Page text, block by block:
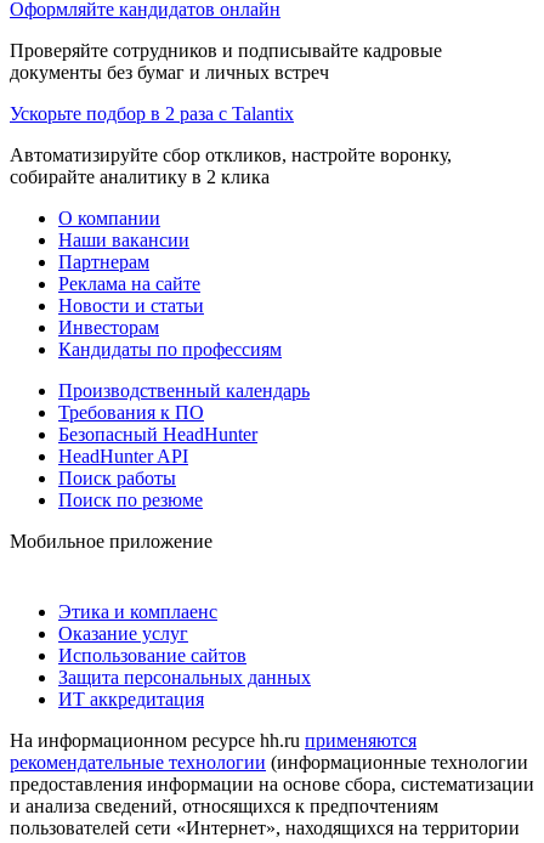
Оформляйте кандидатов онлайн
Проверяйте сотрудников и подписывайте кадровые
документы без бумаг и личных встреч
Ускорьте подбор в 2 раза с Talantix
Автоматизируйте сбор откликов, настройте воронку,
собирайте аналитику в 2 клика
О компании
Наши вакансии
Партнерам
Реклама на сайте
Новости и статьи
Инвесторам
Кандидаты по профессиям
Производственный календарь
Требования к ПО
Безопасный HeadHunter
HeadHunter API
Поиск работы
Поиск по резюме
Мобильное приложение
Этика и комплаенс
Оказание услуг
Использование сайтов
Защита персональных данных
ИТ аккредитация
На информационном ресурсе hh.ru применяются
рекомендательные технологии (информационные технологии
предоставления информации на основе сбора, систематизации
и анализа сведений, относящихся к предпочтениям
пользователей сети «Интернет», находящихся на территории